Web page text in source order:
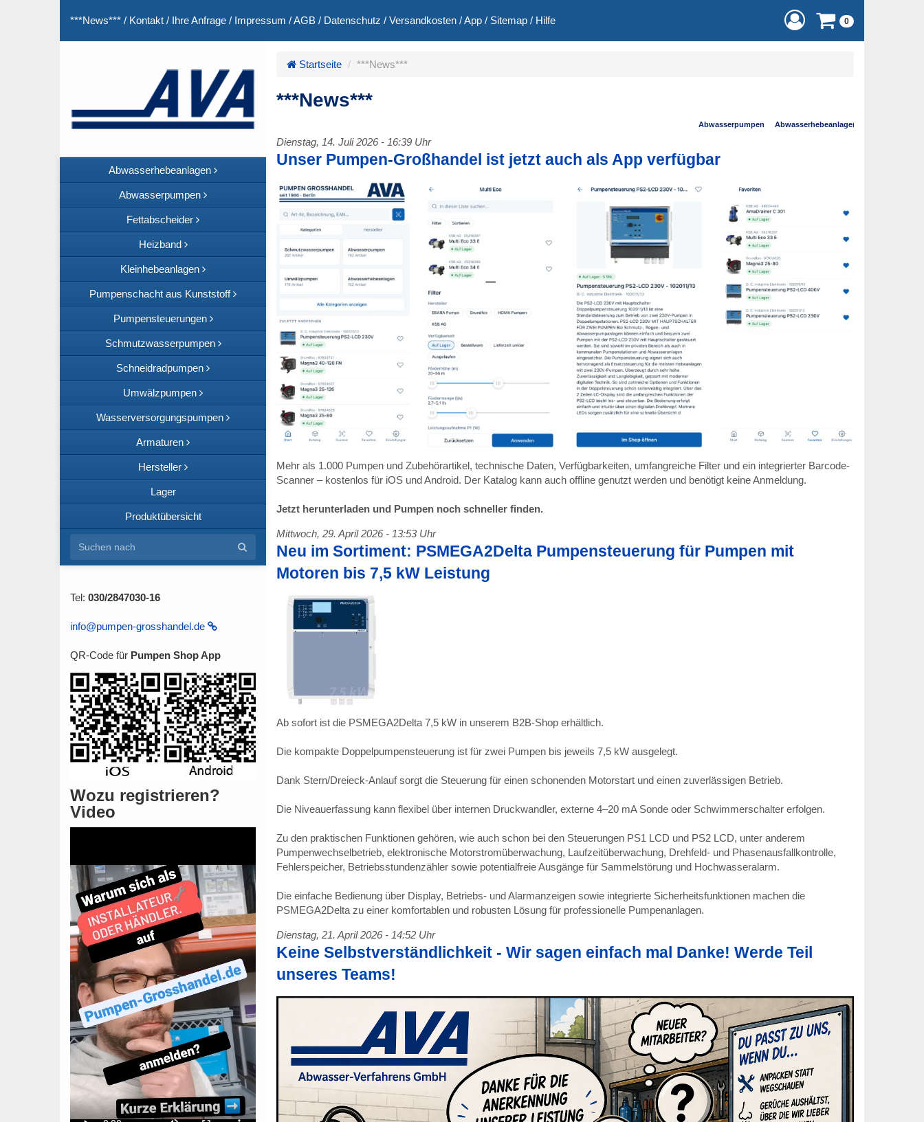
***News*** / Kontakt / Ihre Anfrage / Impressum /AGB / Datenschutz / Versandkosten /App / Sitemap / Hilfe 0
Abwasserhebeanlagen
Abwasserpumpen
Fettabscheider
Heizband
Kleinhebeanlagen
Pumpenschacht aus Kunststoff
Pumpensteuerungen
Schmutzwasserpumpen
Schneidradpumpen
Umwälzpumpen
Wasserversorgungspumpen
Armaturen
Hersteller
Lager
Produktübersicht
Tel: 030/2847030-16
info@pumpen-grosshandel.de
QR-Code für Pumpen Shop App
Wozu registrieren?
Video
Startseite ***News***
***News***
Dienstag, 14. Juli 2026 - 16:39 Uhr
Unser Pumpen-Großhandel ist jetzt auch als App verfügbar
Mehr als 1.000 Pumpen und Zubehörartikel, technische Daten, Verfügbarkeiten, umfangreiche Filter und ein integrierter Barcode-
Scanner – kostenlos für iOS und Android. Der Katalog kann auch offline genutzt werden und benötigt keine Anmeldung.
Jetzt herunterladen und Pumpen noch schneller finden.
Mittwoch, 29. April 2026 - 13:53 Uhr
Neu im Sortiment: PSMEGA2Delta Pumpensteuerung für Pumpen mit
Motoren bis 7,5 kW Leistung
Ab sofort ist die PSMEGA2Delta 7,5 kW in unserem B2B-Shop erhältlich.
Die kompakte Doppelpumpensteuerung ist für zwei Pumpen bis jeweils 7,5 kW ausgelegt.
Dank Stern/Dreieck-Anlauf sorgt die Steuerung für einen schonenden Motorstart und einen zuverlässigen Betrieb.
Die Niveauerfassung kann flexibel über internen Druckwandler, externe 4–20 mA Sonde oder Schwimmerschalter erfolgen.
Zu den praktischen Funktionen gehören, wie auch schon bei den Steuerungen PS1 LCD und PS2 LCD, unter anderem
Pumpenwechselbetrieb, elektronische Motorstromüberwachung, Laufzeitüberwachung, Drehfeld- und Phasenausfallkontrolle,
Fehlerspeicher, Betriebsstundenzähler sowie potentialfreie Ausgänge für Sammelstörung und Hochwasseralarm.
Die einfache Bedienung über Display, Betriebs- und Alarmanzeigen sowie integrierte Sicherheitsfunktionen machen die
PSMEGA2Delta zu einer komfortablen und robusten Lösung für professionelle Pumpenanlagen.
Dienstag, 21. April 2026 - 14:52 Uhr
Keine Selbstverständlichkeit - Wir sagen einfach mal Danke! Werde Teil
unseres Teams!